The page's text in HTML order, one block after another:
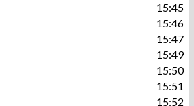
15:45
15:46
15:47
15:49
15:50
15:51
15:52